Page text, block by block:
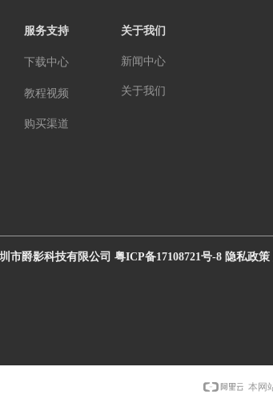
下载中心
教程视频
购买渠道
服务支持
新闻中心
关于我们
关于我们
市爵影科技有限公司 粤ICP备17108721号-8 隐私政策
本网